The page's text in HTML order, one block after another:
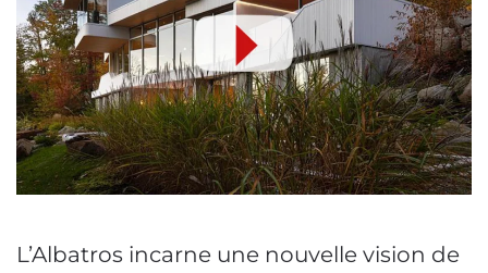
L’Albatros incarne une nouvelle vision de